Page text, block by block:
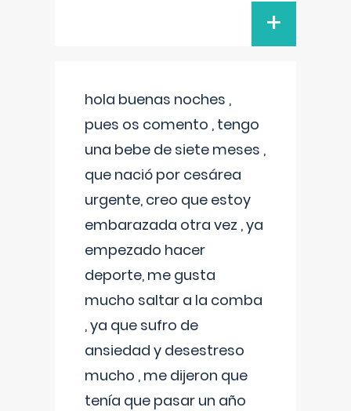
+
hola buenas noches ,
pues os comento , tengo
una bebe de siete meses ,
que nació por cesárea
urgente, creo que estoy
embarazada otra vez , ya
empezado hacer
deporte, me gusta
mucho saltar a la comba
, ya que sufro de
ansiedad y desestreso
mucho , me dijeron que
tenía que pasar un año